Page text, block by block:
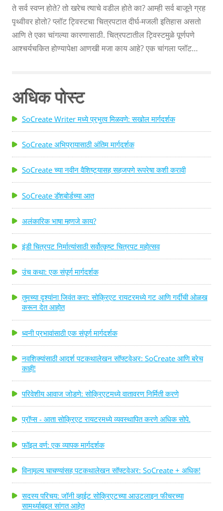
ते सर्व स्वप्न होते? तो खरेच त्याचे वडील होते का? आम्ही सर्व बाजूने ग्रह
पृथ्वीवर होतो? प्लॉट ट्विस्टचा चित्रपटात दीर्घ-मजली इतिहास असतो
आणि ते एका चांगल्या कारणासाठी. चित्रपटातील ट्विस्टमुळे पूर्णपणे
आश्चर्यचकित होण्यापेक्षा आणखी मजा काय आहे? एक चांगला प्लॉट
स्वतःचा एक मजबूत प्लॉट ट्विस्ट कसा लिहाल? तुमच्या पटकथेत
अनपेक्षित आणि अविस्मरणीय प्लॉट ट्विस्ट लिहिण्यास मदत करण्यासाठी
येथे काही टिपा आहेत! प्लॉट ट्विस्ट लिहिण्यासाठी टीप 1: योजना,
योजना, योजना. मी किती पूर्व-लेखन आहे यावर जोर देऊ शकत नाही ...
अधिक पोस्ट
SoCreate Writer मध्ये प्रभुत्व मिळवणे: सखोल मार्गदर्शक
SoCreate अभिप्रायासाठी अंतिम मार्गदर्शक
SoCreate च्या नवीन वैशिष्ट्यासह सहजपणे रूपरेषा कशी करावी
SoCreate डॅशबोर्डच्या आत
अलंकारिक भाषा म्हणजे काय?
इंडी चित्रपट निर्मात्यांसाठी सर्वोत्कृष्ट चित्रपट महोत्सव
उंच कथा: एक संपूर्ण मार्गदर्शक
तुमच्या दृश्यांना जिवंत करा: सोक्रिएट रायटरमध्ये गट आणि गर्दीची ओळख
करून देत आहोत
ध्वनी प्रभावांसाठी एक संपूर्ण मार्गदर्शक
नवशिक्यांसाठी आदर्श पटकथालेखन सॉफ्टवेअर: SoCreate आणि बरेच
काही!
परिवेशीय आवाज जोडणे: सोक्रिएटमध्ये वातावरण निर्मिती करणे
प्रॉप्स - आता सोक्रिएट रायटरमध्ये व्यवस्थापित करणे अधिक सोपे.
फॉइल वर्ण: एक व्यापक मार्गदर्शक
विनामूल्य चाचण्यांसह पटकथालेखन सॉफ्टवेअर: SoCreate + अधिक!
सदस्य परिचय: जॉनी व्हाईट सोक्रिएटच्या आउटलाइन फीचरच्या
सामर्थ्याबद्दल सांगत आहेत